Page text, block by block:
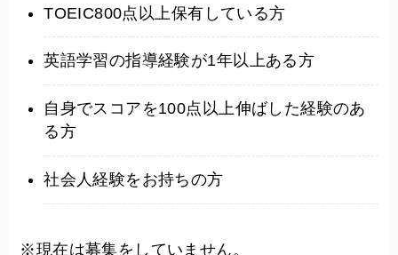
TOEIC800点以上保有している方
英語学習の指導経験が1年以上ある方
自身でスコアを100点以上伸ばした経験のあ
る方
社会人経験をお持ちの方
※現在は募集をしていません。